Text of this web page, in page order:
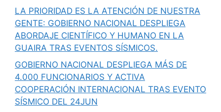
LA PRIORIDAD ES LA ATENCIÓN DE NUESTRA
GENTE: GOBIERNO NACIONAL DESPLIEGA
ABORDAJE CIENTÍFICO Y HUMANO EN LA
GUAIRA TRAS EVENTOS SÍSMICOS.
GOBIERNO NACIONAL DESPLIEGA MÁS DE
4.000 FUNCIONARIOS Y ACTIVA
COOPERACIÓN INTERNACIONAL TRAS EVENTO
SÍSMICO DEL 24JUN